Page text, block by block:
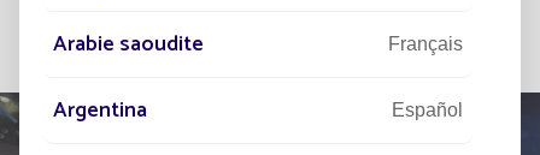
Arabie saoudite Français
Argentina Español